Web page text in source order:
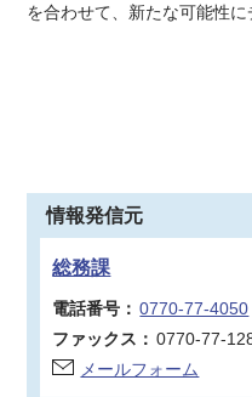
を合わせて、新たな可能性に
情報発信元
総務課
電話番号： 0770-77-4050
ファックス： 0770-77-
メールフォーム